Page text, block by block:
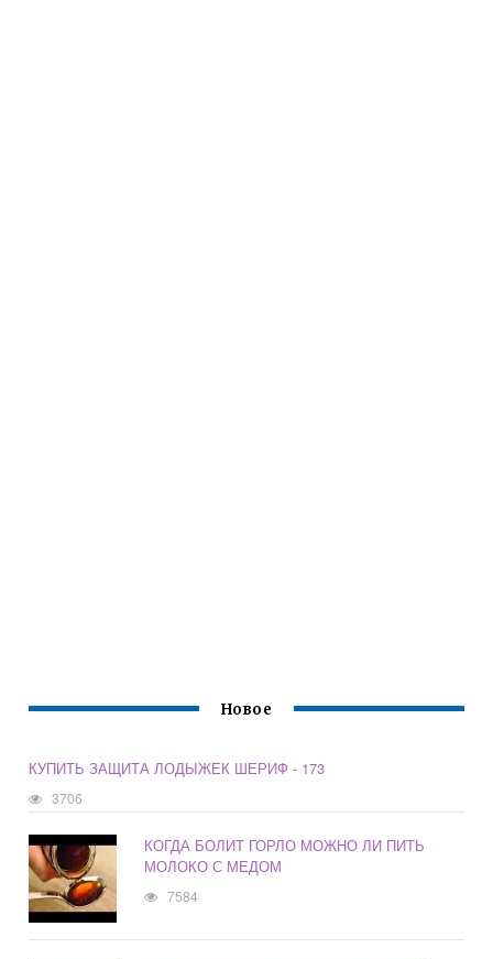
Новое
КУПИТЬ ЗАЩИТА ЛОДЫЖЕК ШЕРИФ - 173
3706
КОГДА БОЛИТ ГОРЛО МОЖНО ЛИ ПИТЬ
МОЛОКО С МЕДОМ
7584